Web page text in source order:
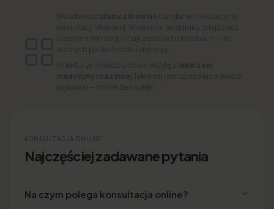
Świadomość stanu zdrowia to fundament skutecznej
konsultacji lekarskiej. W naszym poradniku znajdziesz
rzetelne informacje o najczęstszych chorobach — od
skórnych po Hashimoto i depresję.
Po lekturze możesz umówić wizytę z lekarzem
medycyny rodzinnej Telemedi i porozmawiać o swoich
objawach — online, bez kolejki.
KONSULTACJA ONLINE
Najczęściej zadawane pytania
Na czym polega konsultacja online?